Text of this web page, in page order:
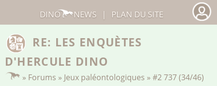
RE: LES ENQUÈTES
D'HERCULE DINO
» Forums » Jeux paléontologiques »#2 737 (34/46)
DINO NEWS | PLAN DU SITE